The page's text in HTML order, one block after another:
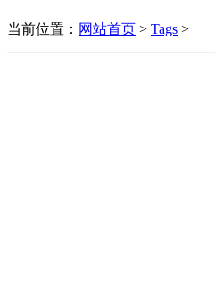
当前位置： 网站首页 > Tags >